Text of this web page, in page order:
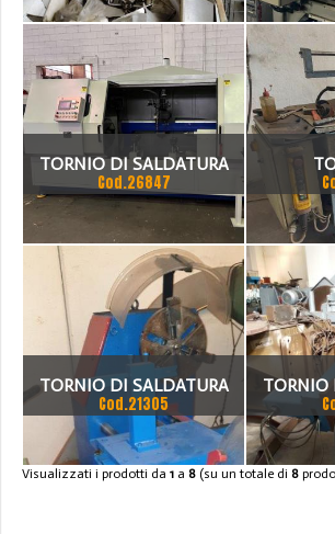
TORNIO DI SALDATURA
PER TUBI CINESE
SEMINUOVO
Cod.26847
TORNIO DI SALDATURA
Cod.21305
TORNIO
Visualizzati i prodotti da 1 a 8 (su un totale di 8